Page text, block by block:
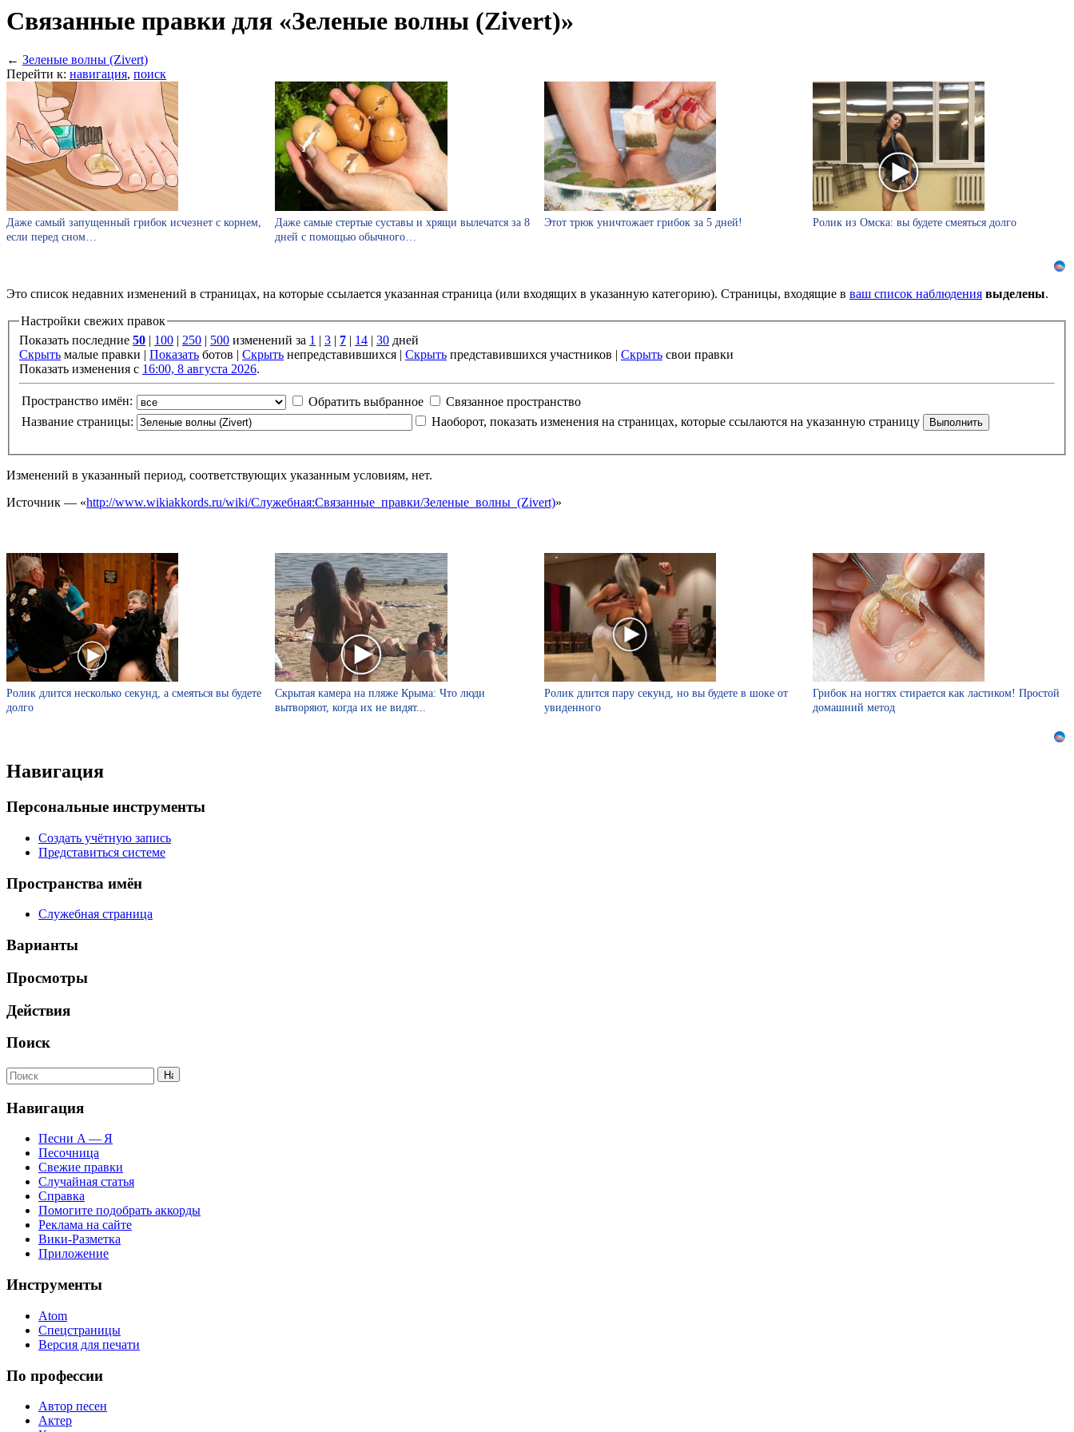
Связанные правки для «Зеленые волны (Zivert)»
← Зеленые волны (Zivert)
Перейти к: навигация, поиск
Даже самый запущенный грибок исчезнет с корнем,
если перед сном…
Даже самые стертые суставы и хрящи вылечатся за 8
дней с помощью обычного…
Этот трюк уничтожает грибок за 5 дней! Ролик из Омска: вы будете смеяться долго
Это список недавних изменений в страницах, на которые ссылается указанная страница (или входящих в указанную категорию). Страницы, входящие в ваш список наблюдения выделены.
Настройки свежих правок
Показать последние 50 | 100 | 250 | 500 изменений за 1 | 3 | 7 | 14 | 30 дней
Скрыть малые правки | Показать ботов | Скрыть непредставившихся | Скрыть представившихся участников | Скрыть свои правки
Показать изменения с 16:00, 8 августа 2026.
Пространство имён: Обратить выбранное
Связанное пространство
Название страницы:
Наоборот, показать изменения на страницах, которые ссылаются на указанную страницу
Изменений в указанный период, соответствующих указанным условиям, нет.
Источник — «http://www.wikiakkords.ru/wiki/Служебная:Связанные_правки/Зеленые_волны_(Zivert)»
Ролик длится несколько секунд, а смеяться вы будете
долго
Скрытая камера на пляже Крыма: Что люди
вытворяют, когда их не видят...
Ролик длится пару секунд, но вы будете в шоке от
увиденного
Грибок на ногтях стирается как ластиком! Простой
домашний метод
Навигация
Персональные инструменты
Создать учётную запись
Представиться системе
Пространства имён
Служебная страница
Варианты
Просмотры
Действия
Поиск
Навигация
Песни А — Я
Песочница
Свежие правки
Случайная статья
Справка
Помогите подобрать аккорды
Реклама на сайте
Вики-Разметка
Приложение
Инструменты
Atom
Спецстраницы
Версия для печати
По профессии
Автор песен
Актер